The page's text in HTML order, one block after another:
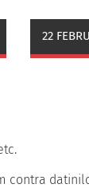
22
contra